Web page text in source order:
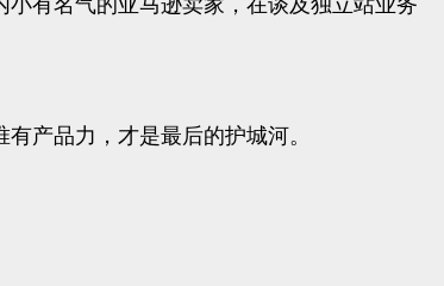
有名气的亚马逊卖家，在谈及独立站业务
产品力，才是最后的护城河。